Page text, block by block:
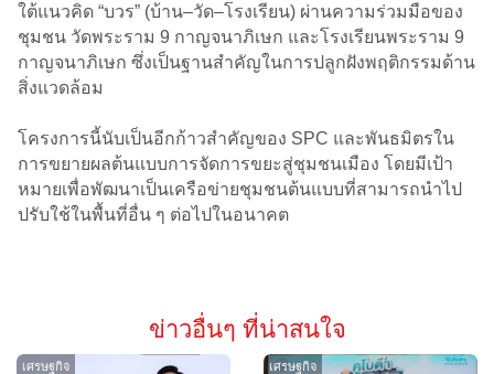
ใต้แนวคิด “บวร” (บ้าน–วัด–โรงเรียน) ผ่านความร่วมมือของ
ชุมชน วัดพระราม 9 กาญจนาภิเษก และโรงเรียนพระราม 9
กาญจนาภิเษก ซึ่งเป็นฐานสำคัญในการปลูกฝังพฤติกรรมด้าน
สิ่งแวดล้อม
โครงการนี้นับเป็นอีกก้าวสำคัญของ SPC และพันธมิตรใน
การขยายผลต้นแบบการจัดการขยะสู่ชุมชนเมือง โดยมีเป้า
หมายเพื่อพัฒนาเป็นเครือข่ายชุมชนต้นแบบที่สามารถนำไป
ปรับใช้ในพื้นที่อื่น ๆ ต่อไปในอนาคต
ข่าวอื่นๆ ที่น่าสนใจ
เศรษฐกิจ เศรษฐกิจ